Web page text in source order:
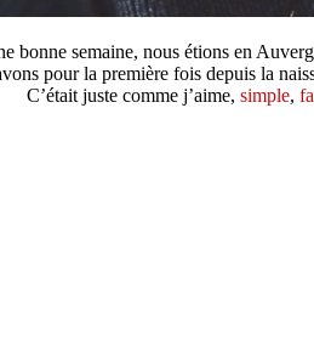
bonne semaine, nous étions en
pour la première fois depuis la
C’était juste comme j’aime, simple,